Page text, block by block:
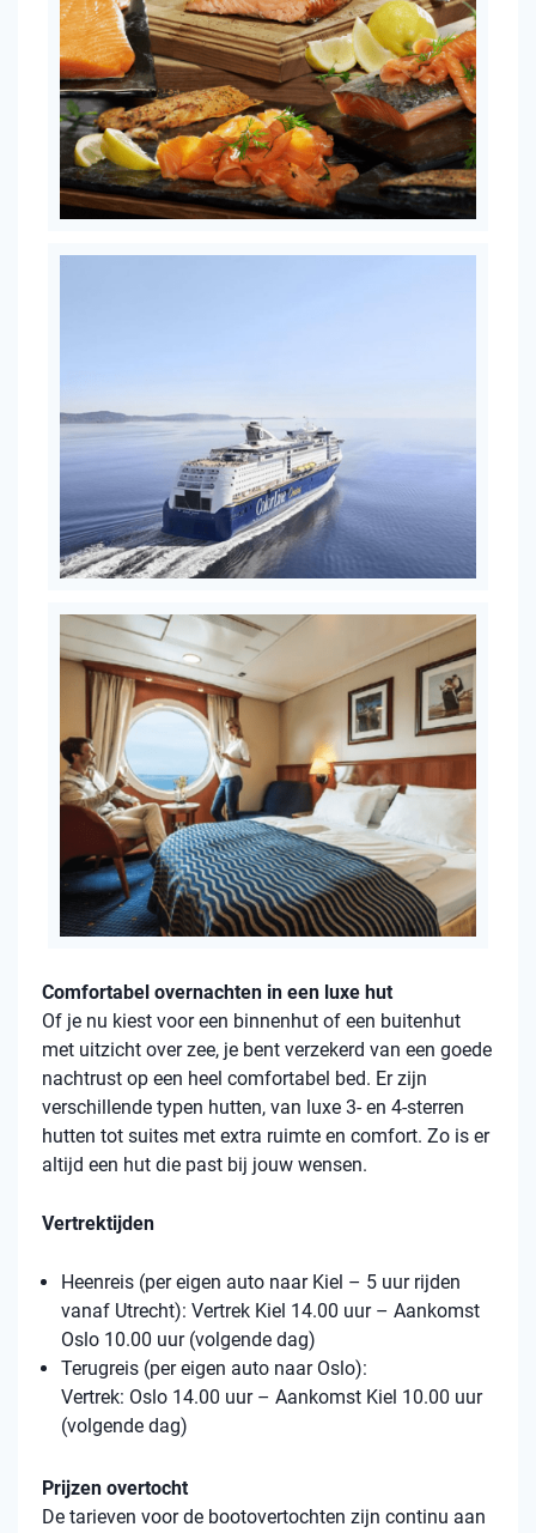
Comfortabel overnachten in een luxe hut
Of je nu kiest voor een binnenhut of een buitenhut
met uitzicht over zee, je bent verzekerd van een goede
nachtrust op een heel comfortabel bed. Er zijn
verschillende typen hutten, van luxe 3- en 4-sterren
hutten tot suites met extra ruimte en comfort. Zo is er
altijd een hut die past bij jouw wensen.
Vertrektijden
Heenreis (per eigen auto naar Kiel – 5 uur rijden
vanaf Utrecht): Vertrek Kiel 14.00 uur – Aankomst
Oslo 10.00 uur (volgende dag)
Terugreis (per eigen auto naar Oslo):
Vertrek: Oslo 14.00 uur – Aankomst Kiel 10.00 uur
(volgende dag)
Prijzen overtocht
De tarieven voor de bootovertochten zijn continu aan